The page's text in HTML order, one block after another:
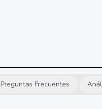
Preguntas Frecuentes